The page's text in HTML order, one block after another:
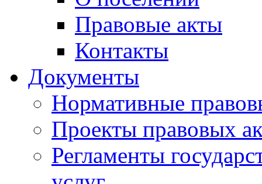
Правовые акты
Контакты
Документы
Нормативные
Проекты правовых
Регламенты